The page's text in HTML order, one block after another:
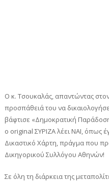
Ο κ. Τσουκαλάς, απαντώντας
προσπάθειά του να
βάφτισε «Δημοκρατική
ο original ΣΥΡΙΖΑ λέει ΝΑΙ, όπως
Δικαστικό Χάρτη, πράγμα που
Δικηγορικού Συλλόγου Αθηνών!
Σε όλη τη διάρκεια της